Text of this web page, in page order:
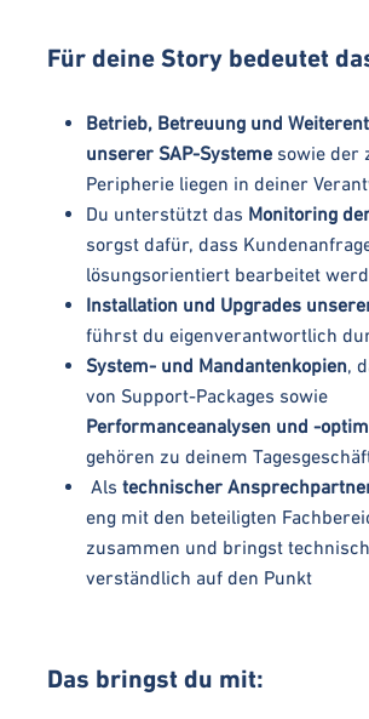
Für deine Story bedeutet
Betrieb, Betreuung und
unserer SAP-Systeme sowie der
Peripherie liegen in deiner
Du unterstützt das Monitoring
sorgst dafür, dass
lösungsorientiert bearbeitet
Installation und Upgrades
führst du eigenverantwortlich
System- und Mandantenkopien,
von Support-Packages sowie
Performanceanalysen und -
gehören zu deinem
Als technischer
eng mit den beteiligten
zusammen und bringst
verständlich auf den Punkt
Das bringst du mit: